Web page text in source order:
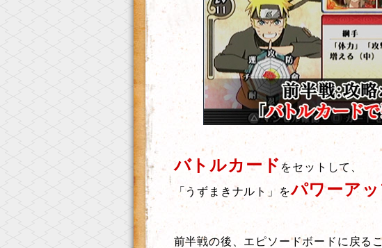
バトルカード をセットして、
「うずまきナルト」をパワーア
前半戦の後、エピソードボードに戻る